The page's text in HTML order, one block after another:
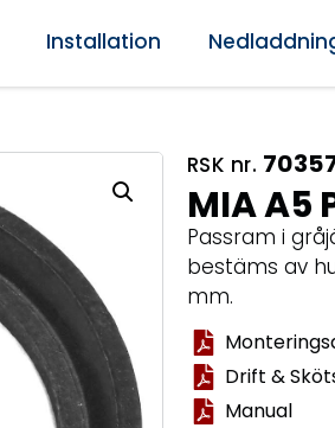
Installation
RSK nr.
MIA A5
Passram i
bestäms av
mm.
Drift &
Manual